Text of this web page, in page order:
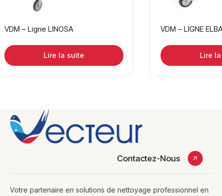
VDM – Ligne LINOSA
Lire la suite
VDM – LIGNE
Lire
Contactez-Nous
Votre partenaire en solutions de nettoyage professionnel en